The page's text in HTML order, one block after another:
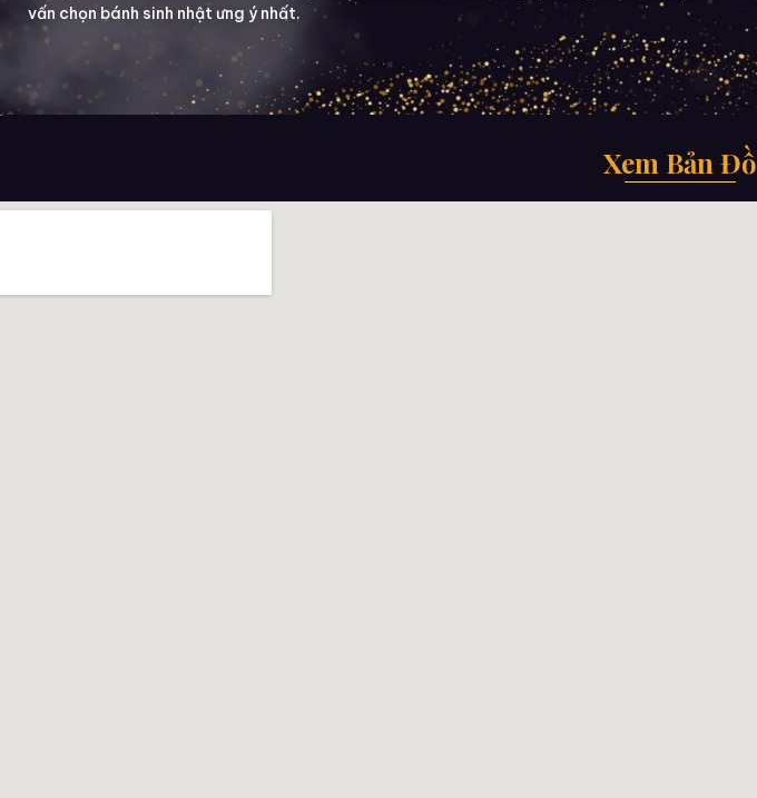
vấn chọn bánh sinh nhật ưng ý nhất.
Xem Bản Đồ